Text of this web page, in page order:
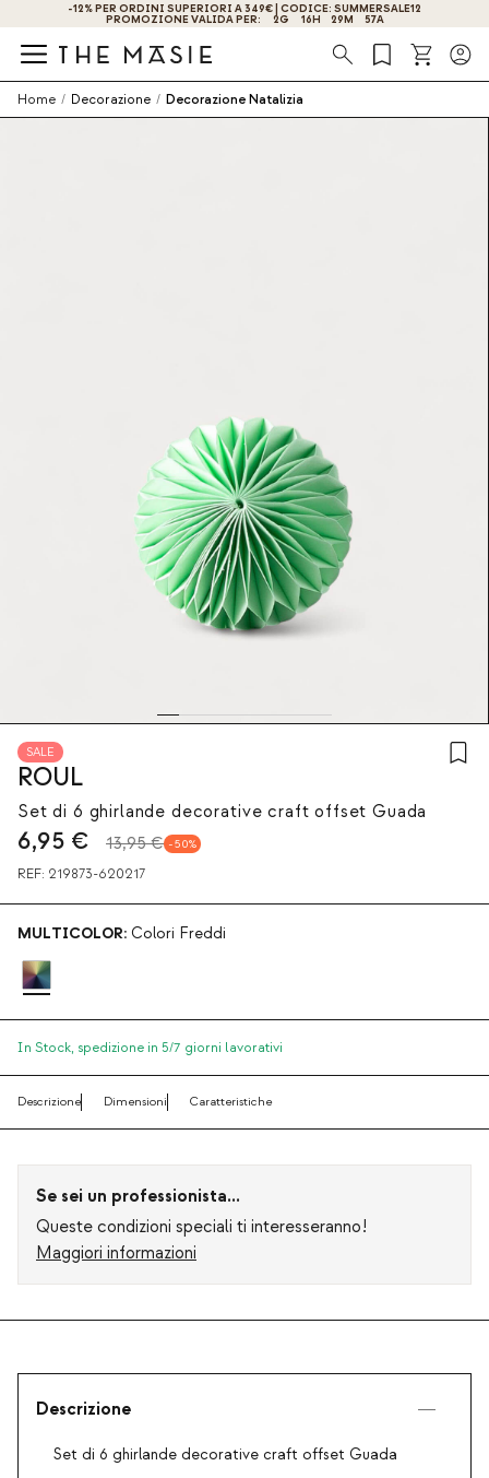
OTTIENI IL -10% DI SCONTO ISCRIVENDOTI ORA!
Ricerca
Home / Decorazione / Decorazione Natalizia
SALE
ROUL
Set di 6 ghirlande decorative craft offset Guada
6,95 € 13,95 € 50
REF: 219873-620217
MULTICOLOR: Colori Freddi
In Stock, spedizione in 5/7 giorni lavorativi
Descrizione Dimensioni Caratteristiche
Se sei un professionista...
Queste condizioni speciali ti interesseranno!
Maggiori informazioni
Descrizione
Set di 6 ghirlande decorative craft offset Guada